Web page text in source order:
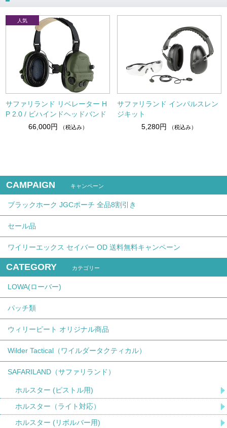
サファリランド リベレーター H
P 2.0 / ビハインドヘッドバンド
66,000円
（税込み）
サファリランド インパルスレン
ジキット
5,280円
（税込み）
CAMPAIGN キャンペーン
ブラックホーク JGCポーチ 全品8割引き
セール品
ワイリーエックス セイバー OD 送料無料キャンペーン
CATEGORY カテゴリー
LOWA(ローバー)
パッチ類
ウィリーピート オリジナル商品
Wilder Tactical（ワイルダータクティカル）
SAFARILAND（サファリランド）
ホルスター (ピストル用)
ホルスター（ライト対応）
ホルスター (リボルバー用)